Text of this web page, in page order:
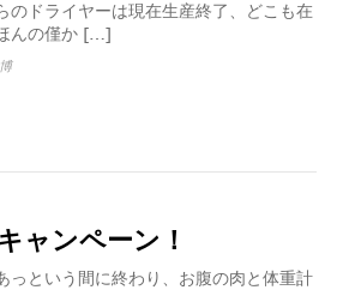
のドライヤーは現在生産終了、どこも在
んの僅か […]
ャンペーン！
っという間に終わり、お腹の肉と体重計